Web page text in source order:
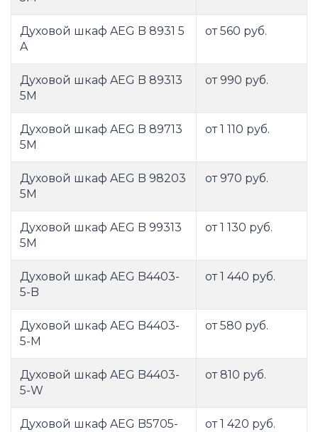
Духовой шкаф AEG B 8931 5
A
от 560 руб.
Духовой шкаф AEG B 89313
5M
от 990 руб.
Духовой шкаф AEG B 89713
5M
от 1 110 руб.
Духовой шкаф AEG B 98203
5M
от 970 руб.
Духовой шкаф AEG B 99313
5M
от 1 130 руб.
Духовой шкаф AEG B4403-
5-B
от 1 440 руб.
Духовой шкаф AEG B4403-
5-M
от 580 руб.
Духовой шкаф AEG B4403-
5-W
от 810 руб.
Духовой шкаф AEG B5705-
от 1 420 руб.